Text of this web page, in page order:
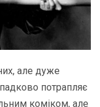
але дуже
потрапляє
коміком, але